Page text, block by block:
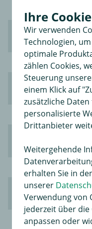
Presseberichte
Presseberichte
Presseberichte
Ihre
Wir verwenden
Technologien,
optimale
zählen Cookies,
Steuerung
einem Klick auf
zusätzliche
personalisierte
Drittanbieter
Weitergehende
erhalten Sie in
unserer
Verwendung von
jederzeit über die
anpassen oder